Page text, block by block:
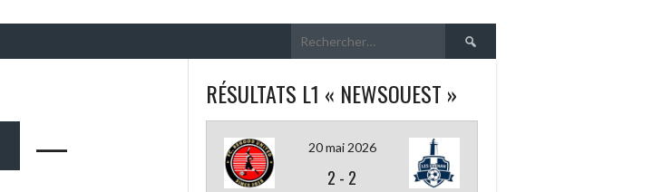
Rechercher :
—
RÉSULTATS L1 « NEWSOUEST »
20 mai 2026
2 - 2